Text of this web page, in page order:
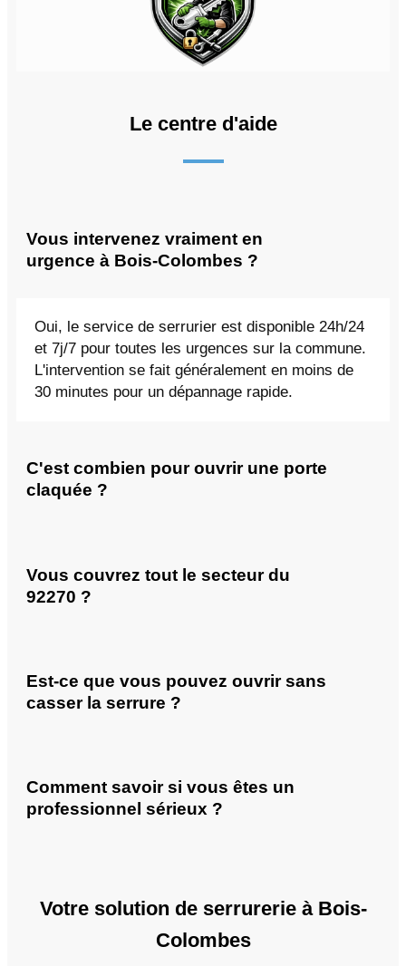
Le centre d'aide
Vous intervenez vraiment en
urgence à Bois-Colombes ?
Oui, le service de serrurier est disponible 24h/24
et 7j/7 pour toutes les urgences sur la commune.
L'intervention se fait généralement en moins de
30 minutes pour un dépannage rapide.
C'est combien pour ouvrir une porte
claquée ?
Vous couvrez tout le secteur du
92270 ?
Est-ce que vous pouvez ouvrir sans
casser la serrure ?
Comment savoir si vous êtes un
professionnel sérieux ?
Votre solution de serrurerie à Bois-
Colombes